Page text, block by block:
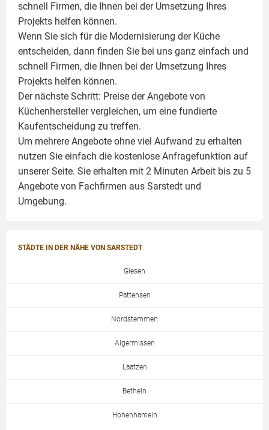
schnell Firmen, die Ihnen bei der Umsetzung Ihres
Projekts helfen können.
Wenn Sie sich für die Modernisierung der Küche
entscheiden, dann finden Sie bei uns ganz einfach und
schnell Firmen, die Ihnen bei der Umsetzung Ihres
Projekts helfen können.
Der nächste Schritt: Preise der Angebote von
Küchenhersteller vergleichen, um eine fundierte
Kaufentscheidung zu treffen.
Um mehrere Angebote ohne viel Aufwand zu erhalten
nutzen Sie einfach die kostenlose Anfragefunktion auf
unserer Seite. Sie erhalten mit 2 Minuten Arbeit bis zu 5
Angebote von Fachfirmen aus Sarstedt und
Umgebung.
STÄDTE IN DER NÄHE VON SARSTEDT
Giesen
Pattensen
Nordstemmen
Algermissen
Laatzen
Betheln
Hohenhameln